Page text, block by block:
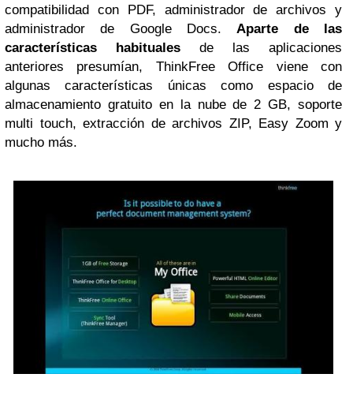
compatibilidad con PDF, administrador de archivos y
administrador de Google Docs.Aparte de las
características habituales de las aplicaciones
anteriores presumían, ThinkFree Office viene con
algunas características únicas como espacio de
almacenamiento gratuito en la nube de 2 GB, soporte
multi touch, extracción de archivos ZIP, Easy Zoom y
mucho más.